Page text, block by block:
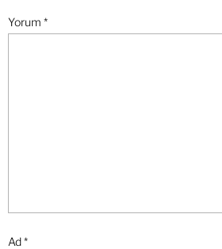
Yorum *
Ad*